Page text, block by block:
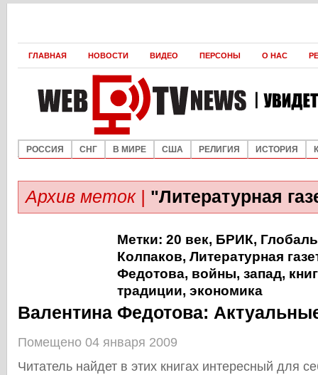
ГЛАВНАЯ НОВОСТИ ВИДЕО ПЕРСОНЫ О НАС
РОССИЯ СНГ В МИРЕ США РЕЛИГИЯ ИСТОРИЯ
Архив меток | "Литературная
Метки: 20 век, БРИК,
Колпаков, Литературная
Федотова, войны, запад,
традиции, экономика
Валентина Федотова:
Помещено 04 января 2009
Читатель найдет в этих книгах интересный для